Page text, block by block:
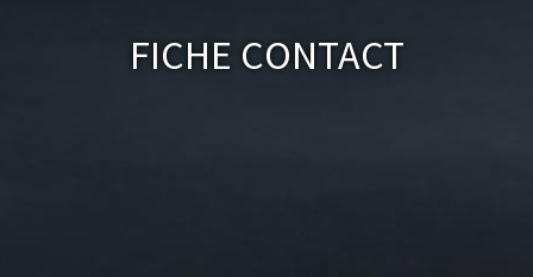
Fiche Contact